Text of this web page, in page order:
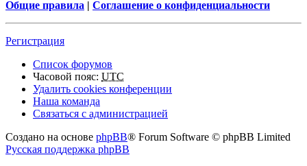
Общие правила | Соглашение о конфиденциальности
Регистрация
Список форумов
Часовой пояс: UTC
Удалить cookies конференции
Наша команда
Связаться с администрацией
Создано на основе phpBB® Forum Software © phpBB Limited
Русская поддержка phpBB